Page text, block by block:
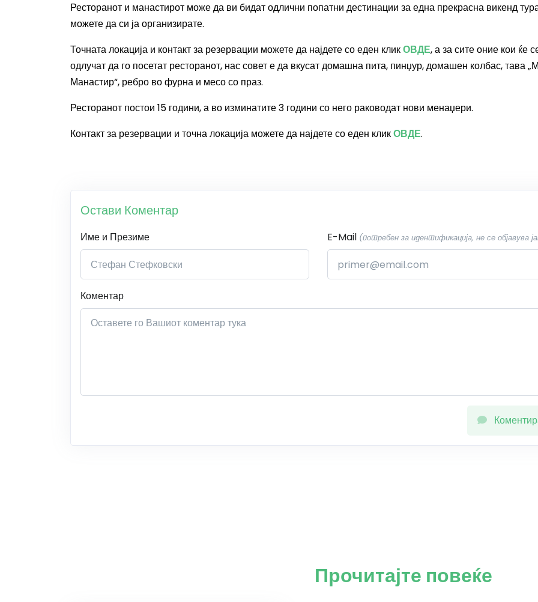
Ресторанот и манастирот може да ви бидат одлични попатни дестинации за една прекрасна викенд
можете да си ја организирате.
Точната локација и контакт за резервации можете да најдете со еден кликОВДЕ, а за сите оние кои ќе
одлучат да го посетат ресторанот, нас совет е да вкусат домашна пита, пинџур, домашен колбас, тава
Манастир“, ребро во фурна и месо со праз.
Ресторанот постои 15 години, а во изминатите 3 години со него раководат нови менаџери.
Контакт за резервации и точна локација можете да најдете со еден кликОВДЕ.
Остави Коментар
Име и Презиме E-Mail (потребен за идентификација, не се објавува
Коментар
Прочитајте повеќе